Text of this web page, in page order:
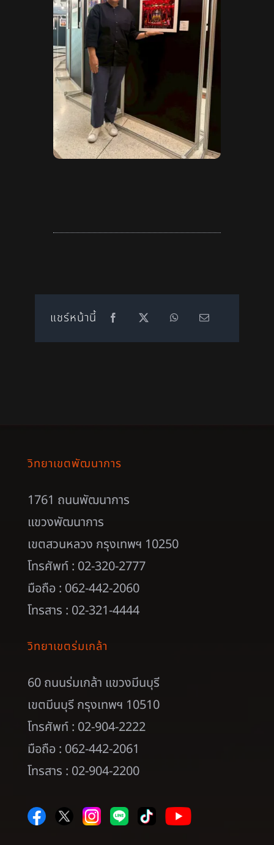
แชร์หน้านี้
วิทยาเขตพัฒนาการ
1761 ถนนพัฒนาการ
แขวงพัฒนาการ
เขตสวนหลวง กรุงเทพฯ 10250
โทรศัพท์ : 02-320-2777
มือถือ : 062-442-2060
โทรสาร : 02-321-4444
วิทยาเขตร่มเกล้า
60 ถนนร่มเกล้า แขวงมีนบุรี
เขตมีนบุรี กรุงเทพฯ 10510
โทรศัพท์ : 02-904-2222
มือถือ : 062-442-2061
โทรสาร : 02-904-2200